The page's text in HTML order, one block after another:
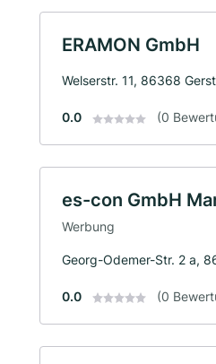
ERAMON GmbH
Welserstr. 11, 86368
0.0 (0
es-con GmbH
Werbung
Georg-Odemer-Str. 2 a,
0.0 (0